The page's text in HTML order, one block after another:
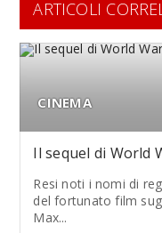
ARTICOLI
CINEMA
Il sequel di World
Resi noti i nomi di
del fortunato film
Max...